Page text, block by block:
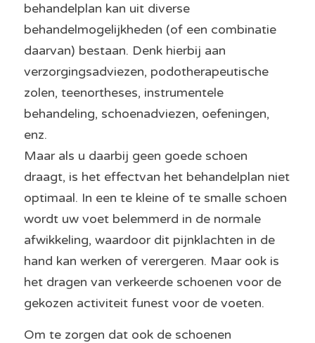
behandelplan kan uit diverse
behandelmogelijkheden (of een combinatie
daarvan) bestaan. Denk hierbij aan
verzorgingsadviezen, podotherapeutische
zolen, teenortheses, instrumentele
behandeling, schoenadviezen, oefeningen,
enz.
Maar als u daarbij geen goede schoen
draagt, is het effectvan het behandelplan niet
optimaal. In een te kleine of te smalle schoen
wordt uw voet belemmerd in de normale
afwikkeling, waardoor dit pijnklachten in de
hand kan werken of verergeren. Maar ook is
het dragen van verkeerde schoenen voor de
gekozen activiteit funest voor de voeten.
Om te zorgen dat ook de schoenen